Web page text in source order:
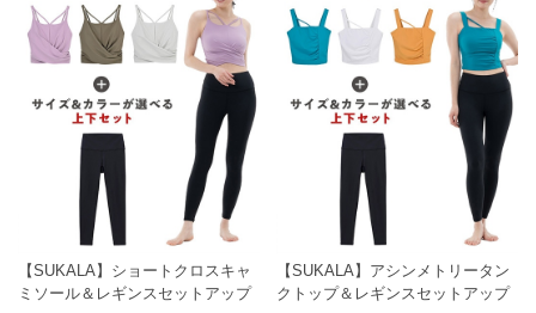
【SUKALA】ショートクロスキャ
ミソール＆レギンスセットアップ
【SUKALA】アシンメトリータン
クトップ＆レギンスセットアップ